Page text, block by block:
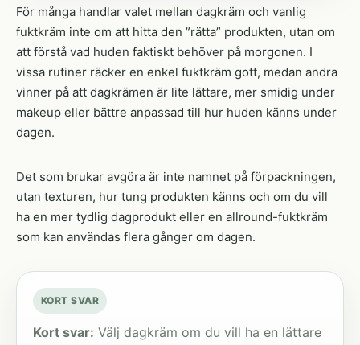
För många handlar valet mellan dagkräm och vanlig
fuktkräm inte om att hitta den ”rätta” produkten, utan om
att förstå vad huden faktiskt behöver på morgonen. I
vissa rutiner räcker en enkel fuktkräm gott, medan andra
vinner på att dagkrämen är lite lättare, mer smidig under
makeup eller bättre anpassad till hur huden känns under
dagen.
Det som brukar avgöra är inte namnet på förpackningen,
utan texturen, hur tung produkten känns och om du vill
ha en mer tydlig dagprodukt eller en allround-fuktkräm
som kan användas flera gånger om dagen.
KORT SVAR
Kort svar: Välj dagkräm om du vill ha en lättare